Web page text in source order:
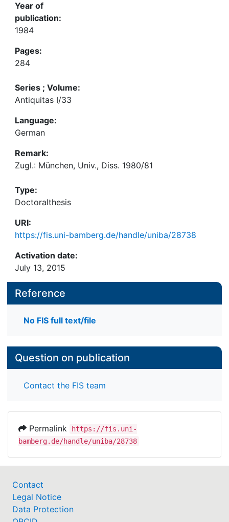
Year of
publication:
1984
Pages:
284
Series ; Volume:
Antiquitas I/33
Language:
German
Remark:
Zugl.: München, Univ., Diss. 1980/81
Type:
Doctoralthesis
URI:
https://fis.uni-bamberg.de/handle/uniba/28738
Activation date:
July 13, 2015
Reference
No FIS full text/file
Question on publication
Contact the FIS team
Permalink
https://fis.uni-
bamberg.de/handle/uniba/28738
Contact
Legal Notice
Data Protection